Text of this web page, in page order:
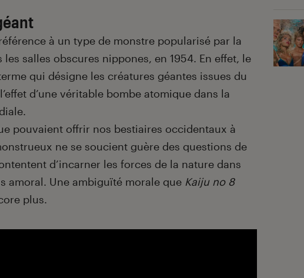
à un type de monstre popularisé par la
les salles obscures nippones, en 1954. En effet, le
qui désigne les créatures géantes issues du
d’une véritable bombe atomique dans la
pouvaient offrir nos bestiaires occidentaux à
ne se soucient guère des questions de
d’incarner les forces de la nature dans
amoral. Une ambiguïté morale que Kaiju no 8
plus.